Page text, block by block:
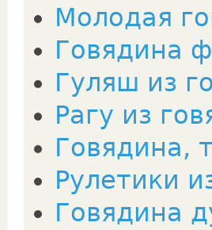
Молодая
Говядина
Гуляш из
Рагу из
Говядина,
Рулетики
Говядина